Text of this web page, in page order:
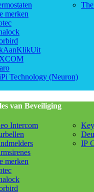
merken
Technology (Neuron)
van Beveiliging
Intercom
IP
merken